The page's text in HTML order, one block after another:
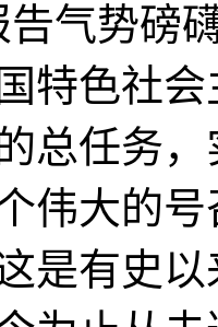
告气势磅
特色社
总任务
伟大的
是有史